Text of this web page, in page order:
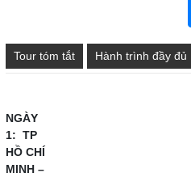
Tour tóm tắt Hành trình đầy đủ
NGÀY
1: TP
HỒ CHÍ
MINH –